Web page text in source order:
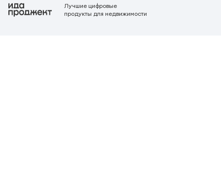
Лучшие цифровые
продукты для недвижимости